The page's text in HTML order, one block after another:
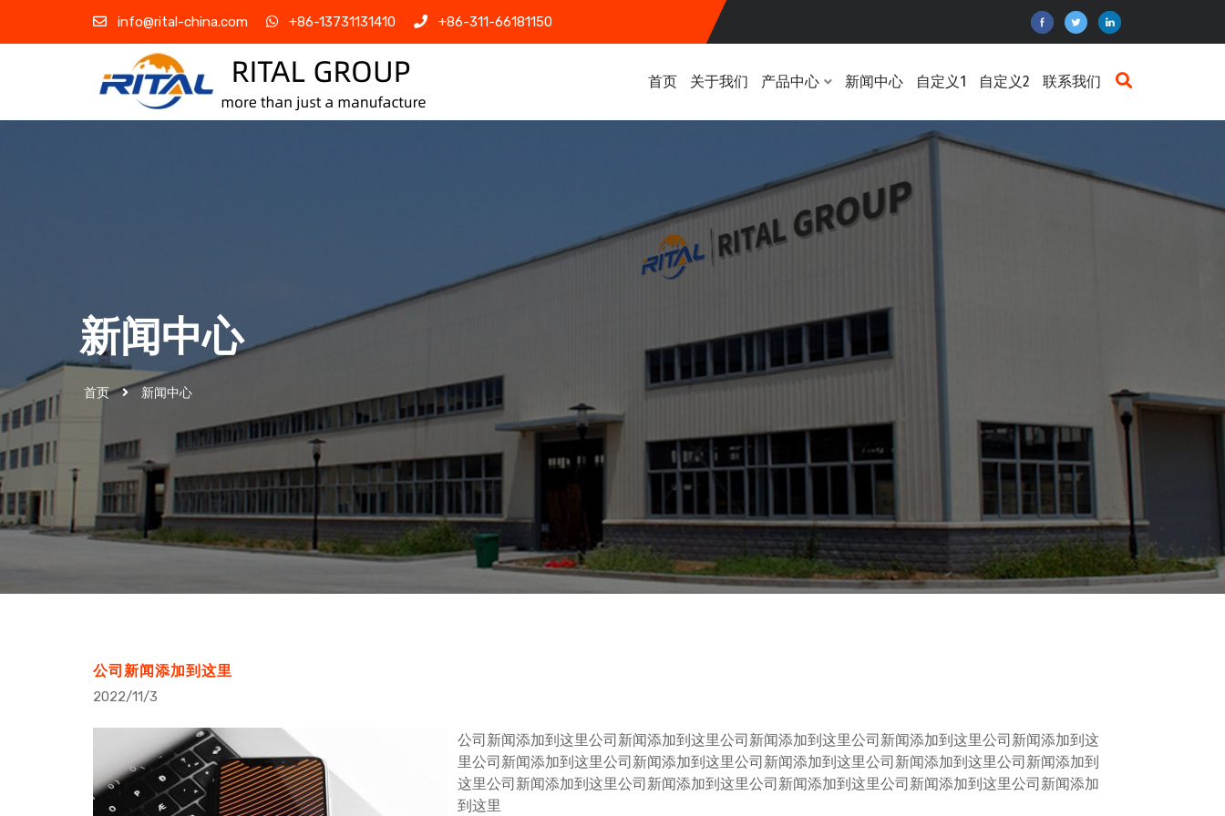
info@rital-china.com +86-13731131410 +86-311-66181150
首页 关于我们 产品中心 新闻中心 自定义1 自定义2 联系我们
新闻中心
首页 新闻中心
公司新闻添加到这里
2022/11/3
公司新闻添加到这里公司新闻添加到这里公司新闻添加到这里公司新闻添加到这里公司新闻添加到这
里公司新闻添加到这里公司新闻添加到这里公司新闻添加到这里公司新闻添加到这里公司新闻添加到
这里公司新闻添加到这里公司新闻添加到这里公司新闻添加到这里公司新闻添加到这里公司新闻添加
到这里